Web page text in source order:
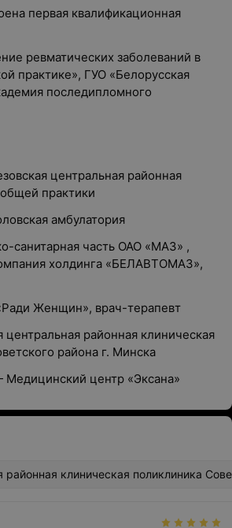
первая квалификационная
ревматических заболеваний в
практике», ГУО «Белорусская
последипломного
центральная районная
практики
амбулатория
санитарная часть ОАО «МАЗ» ,
холдинга «БЕЛАВТОМАЗ»,
Женщин», врач-терапевт
центральная районная клиническая
района г. Минска
Медицинский центр «Эксана»
районная клиническая поликлиника